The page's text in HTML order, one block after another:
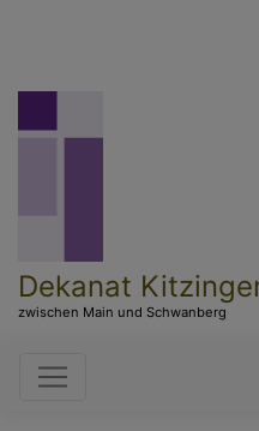
Dekanat
zwischen Main und Schwanberg